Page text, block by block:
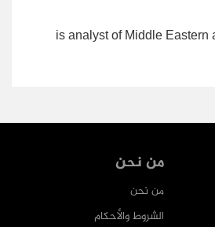
is analyst of Middle Eastern
من نحن
من نحن
الشروط والأحكام